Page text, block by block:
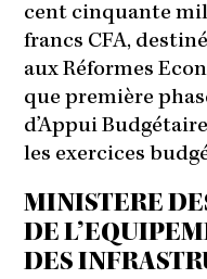
cent cinquante
francs CFA,
aux Réformes
que première
d’Appui
les exercices
MINISTERE
DE
DES